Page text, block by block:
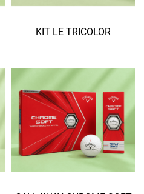
KIT LE TRICOLOR